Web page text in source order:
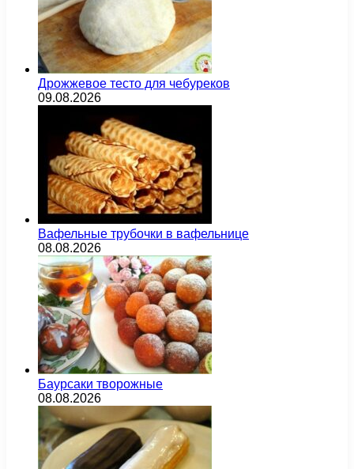
Дрожжевое тесто для чебуреков
09.08.2026
Вафельные трубочки в вафельнице
08.08.2026
Баурсаки творожные
08.08.2026